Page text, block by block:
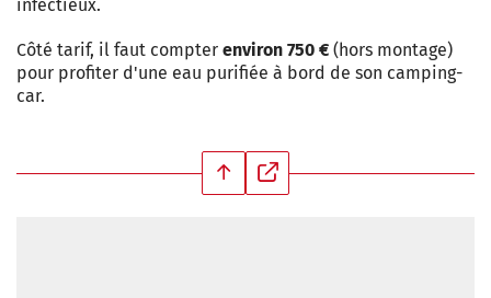
infectieux.
Côté tarif, il faut compter environ 750 € (hors montage)
pour profiter d'une eau purifiée à bord de son camping-
car.